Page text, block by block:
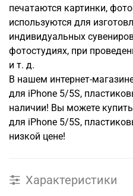
печатаются картинки,
используются для
индивидуальных
фотостудиях, при
и т. д.
В нашем интернет-
для iPhone 5/5S,
наличии! Вы можете
для iPhone 5/5S,
низкой цене!
Характеристики